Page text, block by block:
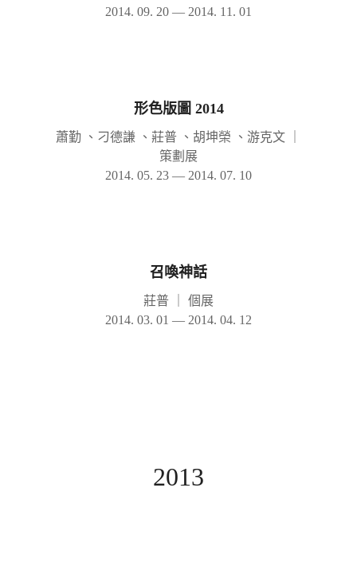
2014. 09. 20 — 2014. 11. 01
形色版圖 2014
蕭勤 、刁德謙 、莊普 、胡坤榮 、游克文
策劃展
2014. 05. 23 — 2014. 07. 10
召喚神話
莊普
個展
2014. 03. 01 — 2014. 04. 12
2013